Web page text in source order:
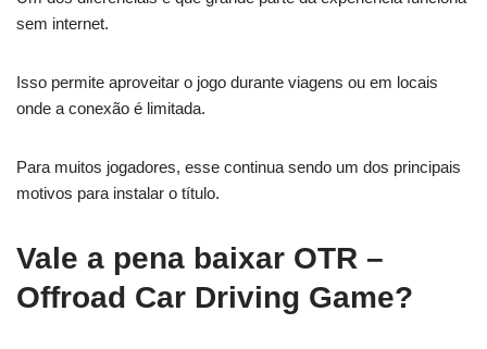
sem internet.
Isso permite aproveitar o jogo durante viagens ou em locais
onde a conexão é limitada.
Para muitos jogadores, esse continua sendo um dos principais
motivos para instalar o título.
Vale a pena baixar OTR –
Offroad Car Driving Game?